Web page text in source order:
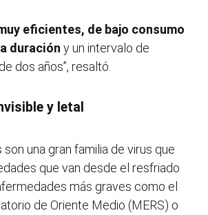
eficientes, de bajo consumo
duración y un intervalo de
dos años”, resaltó.
y letal
una gran familia de virus que
que van desde el resfriado
más graves como el
de Oriente Medio (MERS) o